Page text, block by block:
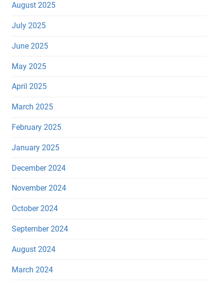
August 2025
July 2025
June 2025
May 2025
April 2025
March 2025
February 2025
January 2025
December 2024
November 2024
October 2024
September 2024
August 2024
March 2024